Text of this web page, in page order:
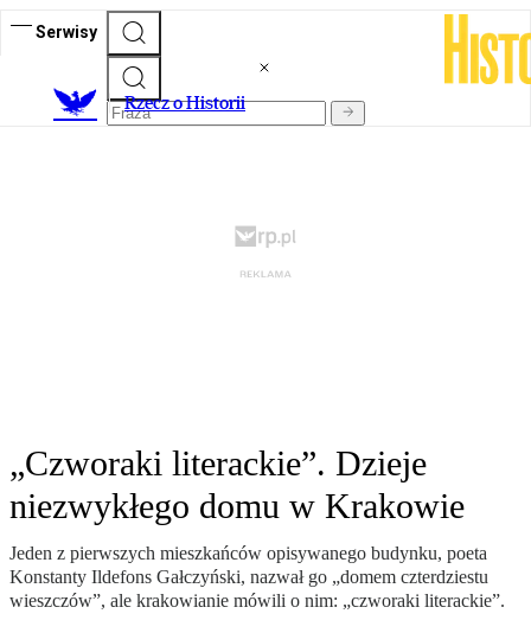
Serwisy
Rzecz o Historii
„Czworaki literackie”. Dzieje
niezwykłego domu w Krakowie
Jeden z pierwszych mieszkańców opisywanego budynku, poeta
Konstanty Ildefons Gałczyński, nazwał go „domem czterdziestu
wieszczów”, ale krakowianie mówili o nim: „czworaki literackie”.